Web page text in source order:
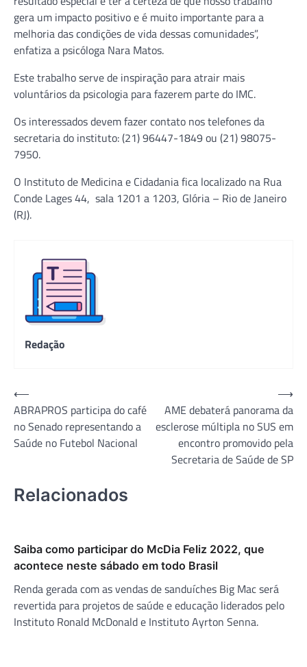
gera um impacto positivo e é muito importante para a
melhoria das condições de vida dessas comunidades”,
enfatiza a psicóloga Nara Matos.
Este trabalho serve de inspiração para atrair mais
voluntários da psicologia para fazerem parte do IMC.
Os interessados devem fazer contato nos telefones da
secretaria do instituto: (21) 96447-1849 ou (21) 98075-
7950.
O Instituto de Medicina e Cidadania fica localizado na Rua
Conde Lages 44, sala 1201 a 1203, Glória – Rio de Janeiro
(RJ).
Redação
Navegação
de
Post
⟵
ABRAPROS participa do café
no Senado representando a
Saúde no Futebol Nacional
AME debaterá panorama da
esclerose múltipla no SUS em
encontro promovido pela
Secretaria de Saúde de SP
⟶
Relacionados
Saiba como participar do McDia Feliz 2022, que
acontece neste sábado em todo Brasil
Renda gerada com as vendas de sanduíches Big Mac será
revertida para projetos de saúde e educação liderados pelo
Instituto Ronald McDonald e Instituto Ayrton Senna.